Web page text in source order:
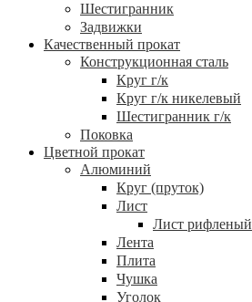
Шестигранник
Задвижки
Качественный прокат
Конструкционная сталь
Круг г/к
Круг г/к никелевый
Шестигранник г/к
Поковка
Цветной прокат
Алюминий
Круг (пруток)
Лист
Лист рифленый
Лента
Плита
Чушка
Уголок